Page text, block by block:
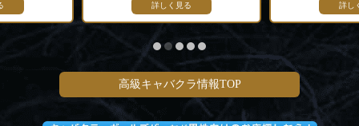
詳しく見る 詳し
高級キャバクラ情報TOP